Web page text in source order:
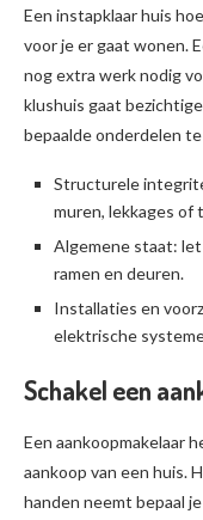
Een instapklaar huis
voor je er gaat wonen.
nog extra werk nodig
klushuis gaat
bepaalde onderdelen
Structurele
muren, lekkages of
Algemene staat: let
ramen en deuren.
Installaties en
elektrische
Schakel een
Een aankoopmakelaar
aankoop van een huis.
handen neemt bepaal